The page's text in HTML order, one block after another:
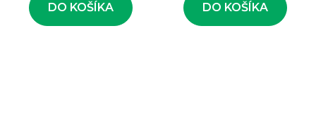
DO KOŠÍKA DO KOŠÍKA